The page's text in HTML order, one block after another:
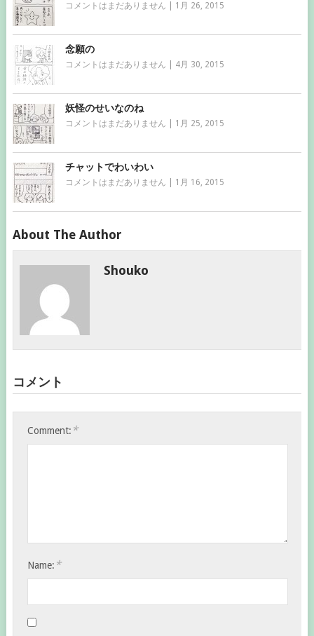
コメントはまだありません 1月 26, 2015
念願の
コメントはまだありません 4月 30, 2015
妖怪のせいなのね
コメントはまだありません 1月 25, 2015
チャットでわいわい
コメントはまだありません 1月 16, 2015
About The Author
Shouko
コメント
Comment: *
Name: *